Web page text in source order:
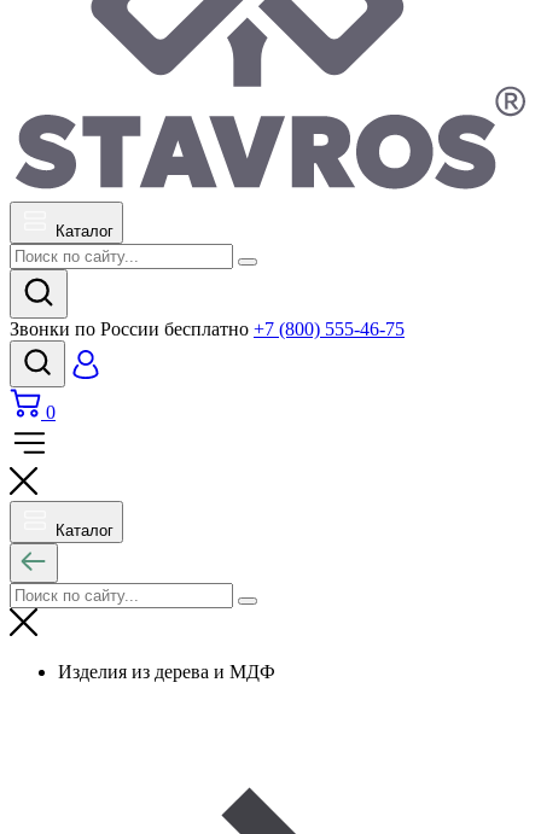
Каталог
Звонки по России бесплатно +7 (800) 555-46-75
0
Каталог
Изделия из дерева и МДФ